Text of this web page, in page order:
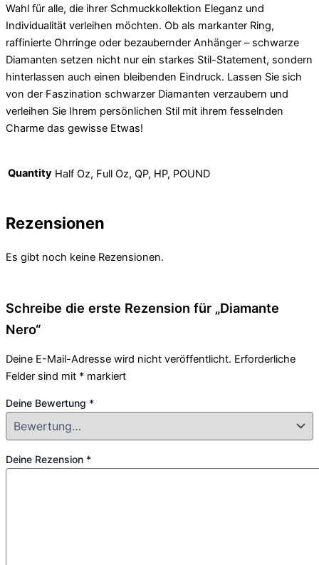
Wahl für alle, die ihrer Schmuckkollektion Eleganz und
Individualität verleihen möchten. Ob als markanter Ring,
raffinierte Ohrringe oder bezaubernder Anhänger – schwarze
Diamanten setzen nicht nur ein starkes Stil-Statement, sondern
hinterlassen auch einen bleibenden Eindruck. Lassen Sie sich
von der Faszination schwarzer Diamanten verzaubern und
verleihen Sie Ihrem persönlichen Stil mit ihrem fesselnden
Charme das gewisse Etwas!
Quantity Half Oz, Full Oz, QP, HP, POUND
Rezensionen
Es gibt noch keine Rezensionen.
Schreibe die erste Rezension für „Diamante
Nero“
Deine E-Mail-Adresse wird nicht veröffentlicht. Erforderliche
Felder sind mit * markiert
Deine Bewertung *
Deine Rezension *